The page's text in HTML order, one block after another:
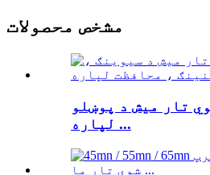
مشخص محصولات
تار میش د پوښلو
لپاره ...